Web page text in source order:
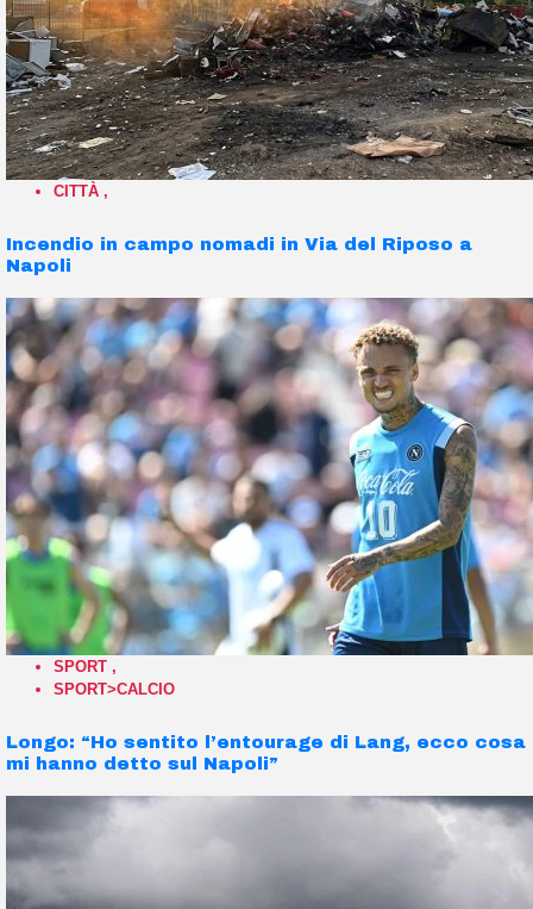
CITTÀ ,
Incendio in campo nomadi in Via del Riposo a
Napoli
SPORT ,
SPORT>CALCIO
Longo: “Ho sentito l’entourage di Lang, ecco cosa
mi hanno detto sul Napoli”